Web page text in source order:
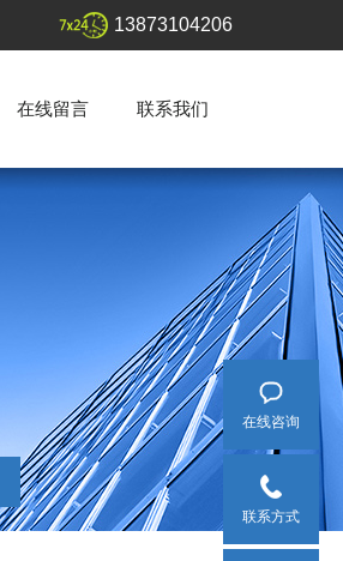
13873104206
在线留言 联系我们
在线咨询
联系方式